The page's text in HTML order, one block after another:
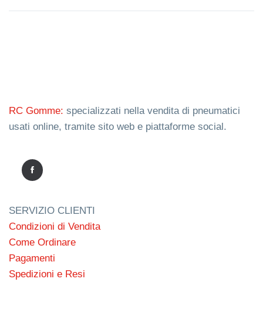
RC Gomme: specializzati nella vendita di pneumatici
usati online, tramite sito web e piattaforme social.
SERVIZIO CLIENTI
Condizioni di Vendita
Come Ordinare
Pagamenti
Spedizioni e Resi